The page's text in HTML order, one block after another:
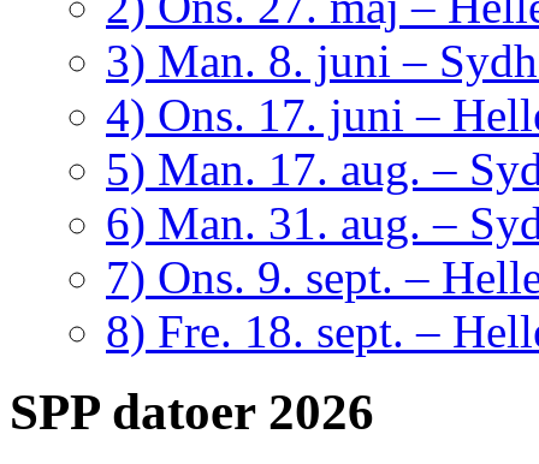
3) Man. 8. juni –
4) Ons. 17. juni –
5) Man. 17. aug. –
6) Man. 31. aug. –
7) Ons. 9. sept. –
8) Fre. 18. sept. –
SPP datoer 2026